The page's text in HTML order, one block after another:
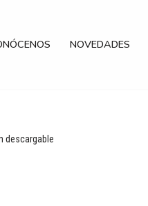
NOVEDADES
descargable